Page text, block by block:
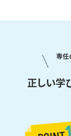
専任
正しい学